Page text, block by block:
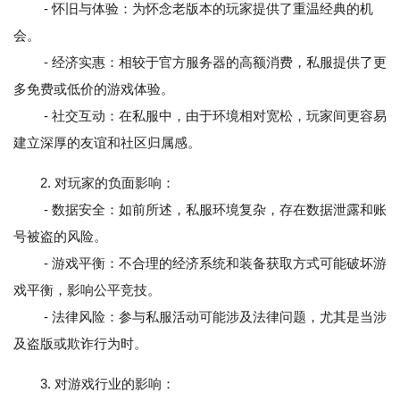
- 怀旧与体验：为怀念老版本的玩家提供了重温经典的机
会。
- 经济实惠：相较于官方服务器的高额消费，私服提供了更
多免费或低价的游戏体验。
- 社交互动：在私服中，由于环境相对宽松，玩家间更容易
建立深厚的友谊和社区归属感。
2. 对玩家的负面影响：
- 数据安全：如前所述，私服环境复杂，存在数据泄露和账
号被盗的风险。
- 游戏平衡：不合理的经济系统和装备获取方式可能破坏游
戏平衡，影响公平竞技。
- 法律风险：参与私服活动可能涉及法律问题，尤其是当涉
及盗版或欺诈行为时。
3. 对游戏行业的影响：